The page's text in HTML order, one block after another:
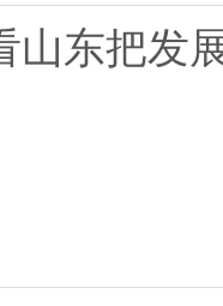
山东把发